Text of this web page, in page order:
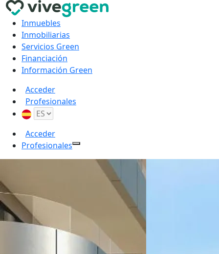
Inmuebles
Inmobiliarias
Servicios Green
Financiación
Información Green
Acceder
Profesionales
Acceder
Profesionales